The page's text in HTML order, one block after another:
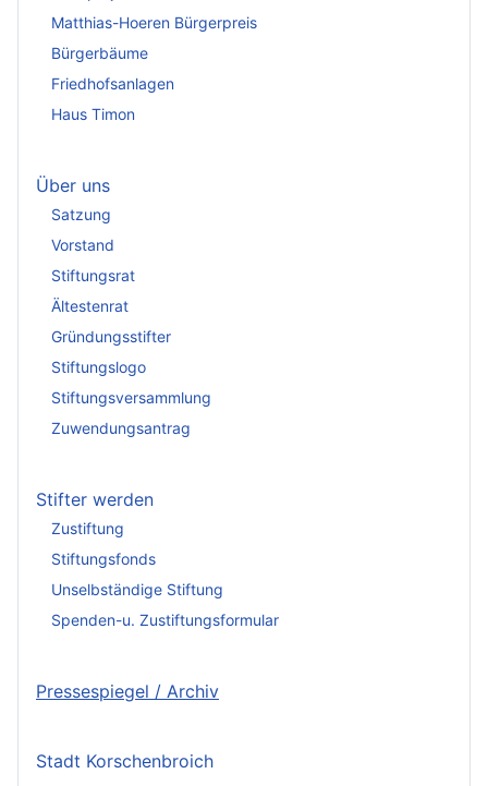
Matthias-Hoeren Bürgerpreis
Bürgerbäume
Friedhofsanlagen
Haus Timon
Über uns
Satzung
Vorstand
Stiftungsrat
Ältestenrat
Gründungsstifter
Stiftungslogo
Stiftungsversammlung
Zuwendungsantrag
Stifter werden
Zustiftung
Stiftungsfonds
Unselbständige Stiftung
Spenden-u. Zustiftungsformular
Pressespiegel / Archiv
Stadt Korschenbroich